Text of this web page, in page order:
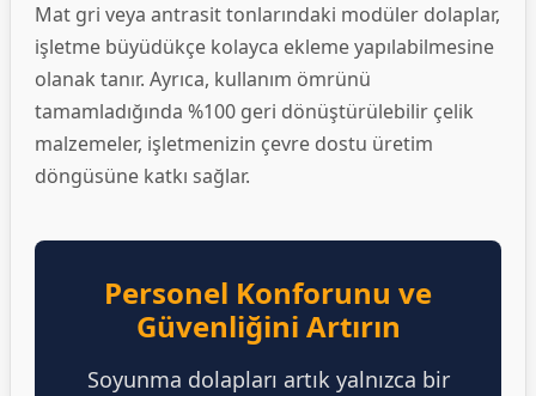
Mat gri veya antrasit tonlarındaki modüler dolaplar,
işletme büyüdükçe kolayca ekleme yapılabilmesine
olanak tanır. Ayrıca, kullanım ömrünü
tamamladığında %100 geri dönüştürülebilir çelik
malzemeler, işletmenizin çevre dostu üretim
döngüsüne katkı sağlar.
Personel Konforunu ve
Güvenliğini Artırın
Soyunma dolapları artık yalnızca bir